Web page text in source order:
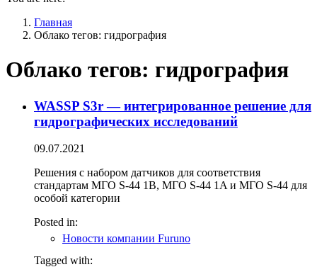
Главная
Облако тегов: гидрография
Облако тегов: гидрография
WASSP S3r — интегрированное решение для
гидрографических исследований
09.07.2021
Решения с набором датчиков для соответствия
стандартам МГО S-44 1B, МГО S-44 1A и МГО S-44 для
особой категории
Posted in:
Новости компании Furuno
Tagged with: